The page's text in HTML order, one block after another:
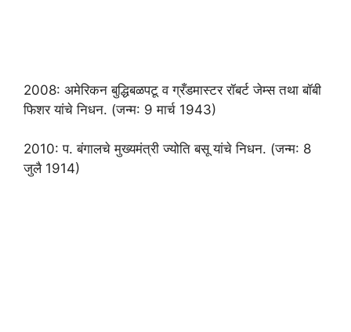
2008: अमेरिकन बुद्धिबळपटू व ग्रँडमास्टर रॉबर्ट जेम्स तथा बॉबी
फिशर यांचे निधन. (जन्म: 9 मार्च 1943)
2010: प. बंगालचे मुख्यमंत्री ज्योति बसू यांचे निधन. (जन्म: 8
जुलै 1914)